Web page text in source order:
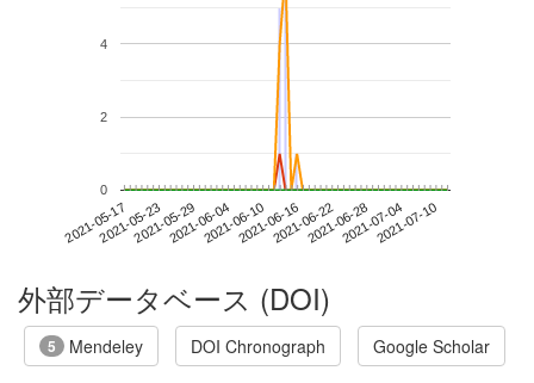
2021-05-172021-05-232021-05-292021-06-042021-06-102021-06-162021-06-222021-06-282021-07-042021-07-10
0
2
4
外部データベース (DOI)
5 Mendeley DOI Chronograph Google Scholar